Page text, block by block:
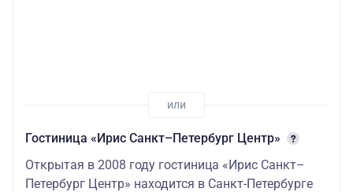
Гостиница «Ирис Санкт–Петербург Центр»
Открытая в 2008 году гостиница «Ирис Санкт–
Петербург Центр» находится в Санкт-Петербурге